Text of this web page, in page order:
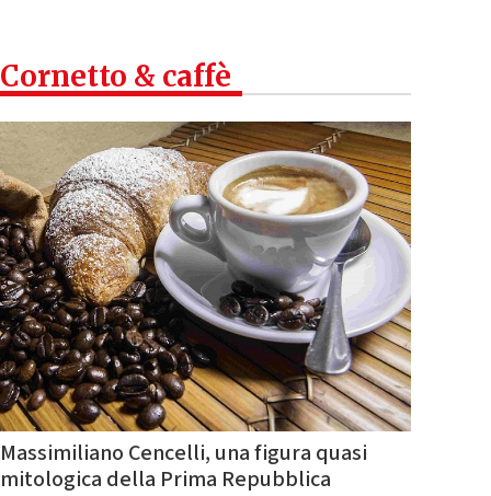
Cornetto & caffè
Massimiliano Cencelli, una figura quasi
mitologica della Prima Repubblica